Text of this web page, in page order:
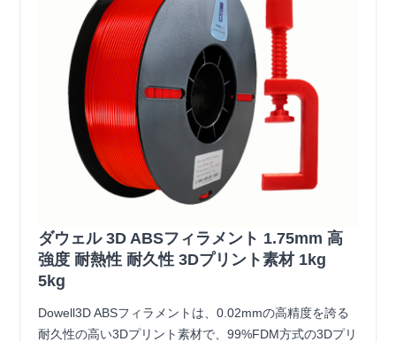
ダウェル 3D ABSフィラメント 1.75mm 高
強度 耐熱性 耐久性 3Dプリント素材 1kg
5kg
Dowell3D ABSフィラメントは、0.02mmの高精度を誇る
耐久性の高い3Dプリント素材で、99%FDM方式の3Dプリ